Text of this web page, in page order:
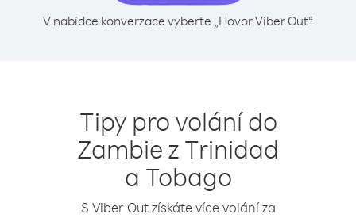
V nabídce konverzace vyberte „Hovor Viber Out“
Tipy pro volání do
Zambie z Trinidad
a Tobago
S Viber Out získáte více volání za